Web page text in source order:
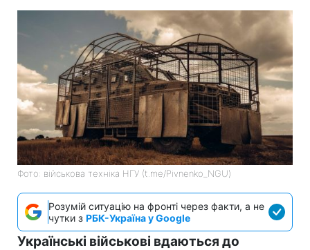
Фото: військова техніка НГУ (t.me/Pivnenko_NGU)
Розумій ситуацію на фронті через факти, а не
чутки з РБК-Україна у Google
Українські військові вдаються до